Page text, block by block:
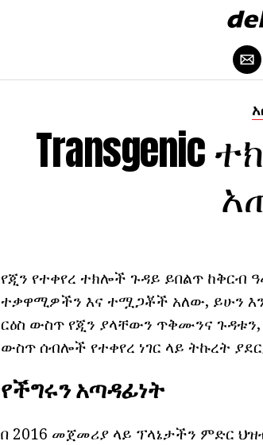
Transgenic
የጂን የተቀየረ ተክሎች ጉዳይ ይበልጥ ከቅርብ
ተቃዋሚዎችን እና ተሟጋቾች አለው, ይሁን
ርዕስ ውስጥ የጂን ያላቸውን ጥቅሙንና
ውስጥ ሰብሎች የተቀየረ ነገር ላይ ትኩረት
የችግሩን አጣዳፊነት
በ 2016 መጀመሪያ ላይ ፕላኔታችን ምድር